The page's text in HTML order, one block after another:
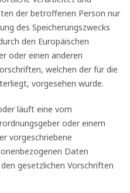
der betroffenen Person nur
des Speicherungszwecks
den Europäischen
oder einen anderen
welchen der für die
vorgesehen wurde.
läuft eine vom
oder einem
vorgeschriebene
Daten
gesetzlichen Vorschriften